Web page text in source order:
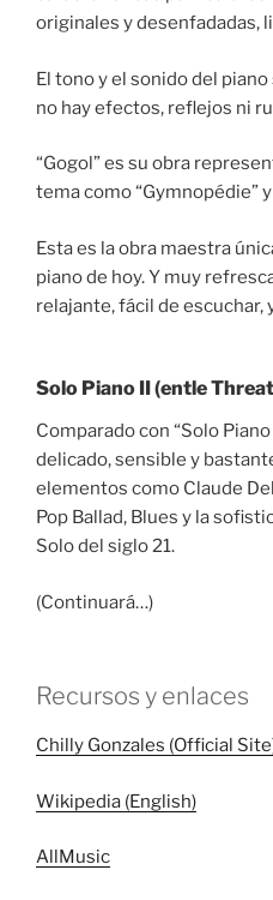
originales y desenfadadas,
El tono y el sonido del
no hay efectos, reflejos ni
“Gogol” es su obra
tema como “Gymnopédie”
Esta es la obra maestra
piano de hoy. Y muy
relajante, fácil de
Solo Piano II (entle
Comparado con “Solo
delicado, sensible y
elementos como Claude
Pop Ballad, Blues y la
Solo del siglo 21.
(Continuará…)
Recursos y enlaces
Chilly Gonzales (Official
Wikipedia (English)
AllMusic